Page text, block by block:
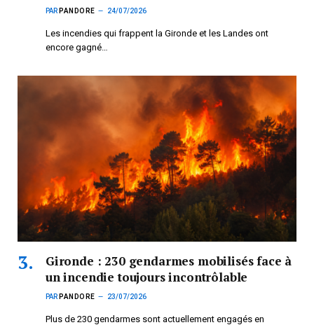
PAR PANDORE 24/07/2026
Les incendies qui frappent la Gironde et les Landes ont
encore gagné…
Gironde : 230 gendarmes mobilisés face à
un incendie toujours incontrôlable
PAR PANDORE 23/07/2026
Plus de 230 gendarmes sont actuellement engagés en